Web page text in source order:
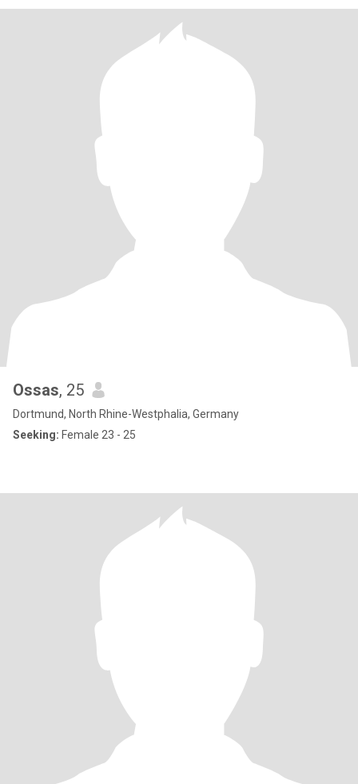
Ossas, 25
Dortmund, North Rhine-Westphalia, Germany
Seeking: Female 23 - 25